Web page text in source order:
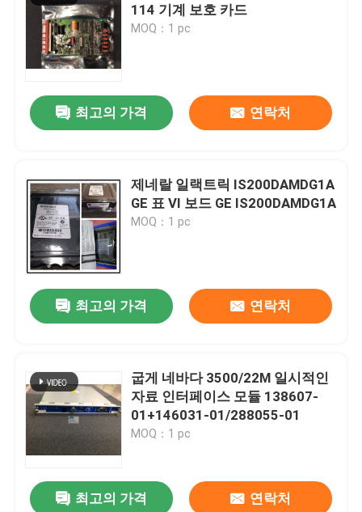
114 기계 보호 카드
MOQ：1 pc
최고의 가격 연락처
제네랄 일랙트릭 IS200DAMDG1A
GE 표 VI 보드 GE IS200DAMDG1A
MOQ：1 pc
최고의 가격 연락처
굽게 네바다 3500/22M 일시적인
자료 인터페이스 모듈 138607-
01+146031-01/288055-01
MOQ：1 pc
최고의 가격 연락처